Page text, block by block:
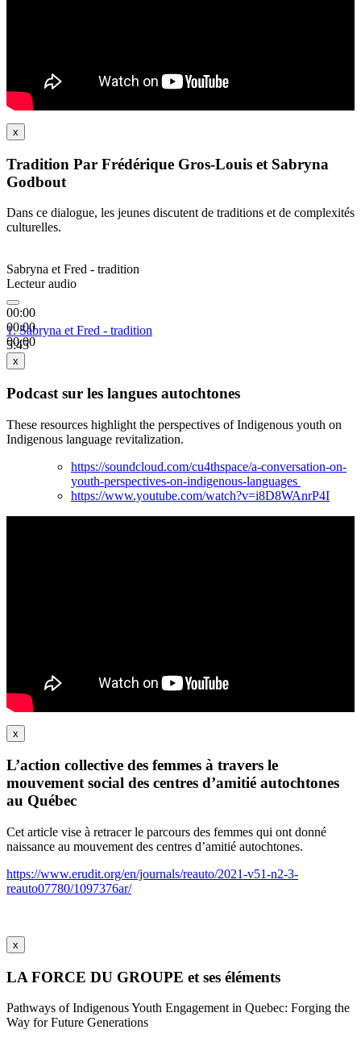
x
Tradition Par Frédérique Gros-Louis et Sabryna
Godbout
Dans ce dialogue, les jeunes discutent de traditions et de complexités
culturelles.
Sabryna et Fred - tradition
Lecteur audio
00:00
00:00
00:00
1.Sabryna et Fred - tradition
5:45
x
Podcast sur les langues autochtones
These resources highlight the perspectives of Indigenous youth on
Indigenous language revitalization.
https://soundcloud.com/cu4thspace/a-conversation-on-
youth-perspectives-on-indigenous-languages
https://www.youtube.com/watch?v=i8D8WAnrP4I
x
L’action collective des femmes à travers le
mouvement social des centres d’amitié autochtones
au Québec
Cet article vise à retracer le parcours des femmes qui ont donné
naissance au mouvement des centres d’amitié autochtones.
https://www.erudit.org/en/journals/reauto/2021-v51-n2-3-
reauto07780/1097376ar/
x
LA FORCE DU GROUPE et ses éléments
Pathways of Indigenous Youth Engagement in Quebec: Forging the
Way for Future Generations